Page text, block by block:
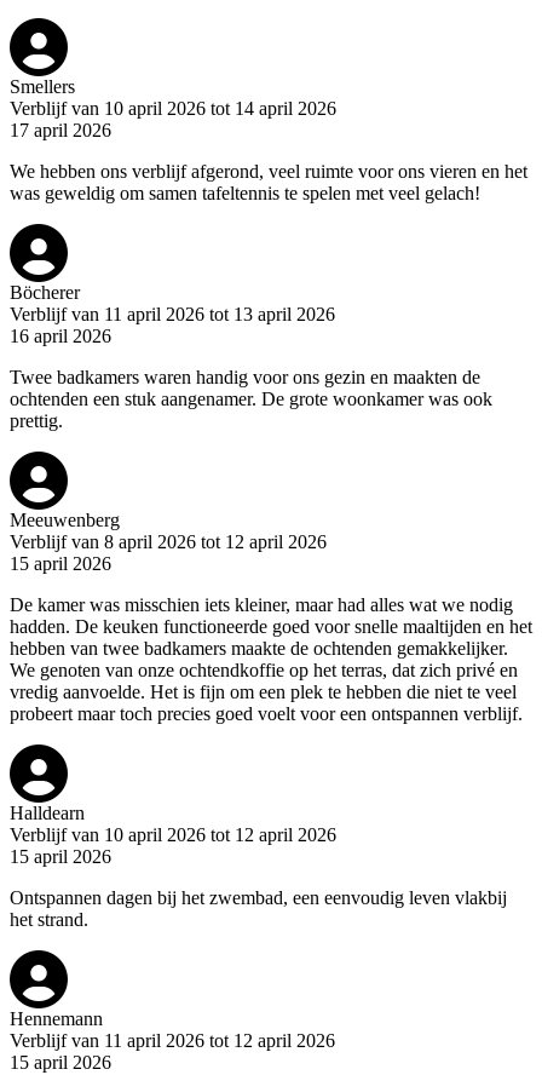
Smellers
Verblijf van 10 april 2026 tot 14 april 2026
17 april 2026
We hebben ons verblijf afgerond, veel ruimte voor ons vieren en het
was geweldig om samen tafeltennis te spelen met veel gelach!
Böcherer
Verblijf van 11 april 2026 tot 13 april 2026
16 april 2026
Twee badkamers waren handig voor ons gezin en maakten de
ochtenden een stuk aangenamer. De grote woonkamer was ook
prettig.
Meeuwenberg
Verblijf van 8 april 2026 tot 12 april 2026
15 april 2026
De kamer was misschien iets kleiner, maar had alles wat we nodig
hadden. De keuken functioneerde goed voor snelle maaltijden en het
hebben van twee badkamers maakte de ochtenden gemakkelijker.
We genoten van onze ochtendkoffie op het terras, dat zich privé en
vredig aanvoelde. Het is fijn om een plek te hebben die niet te veel
probeert maar toch precies goed voelt voor een ontspannen verblijf.
Halldearn
Verblijf van 10 april 2026 tot 12 april 2026
15 april 2026
Ontspannen dagen bij het zwembad, een eenvoudig leven vlakbij
het strand.
Hennemann
Verblijf van 11 april 2026 tot 12 april 2026
15 april 2026